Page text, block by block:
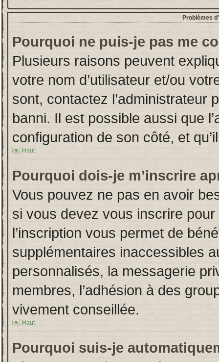
Problèmes
Pourquoi ne puis-je pas me
Plusieurs raisons peuvent
votre nom d’utilisateur et/ou
sont, contactez l’administrateur
banni. Il est possible aussi que
configuration de son côté, et
Haut
Pourquoi dois-je m’inscrire
Vous pouvez ne pas en avoir
si vous devez vous inscrire
l’inscription vous permet de
supplémentaires inaccessibles
personnalisés, la messagerie
membres, l’adhésion à des
vivement conseillée.
Haut
Pourquoi suis-je